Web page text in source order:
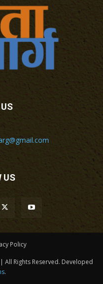
US
Policy
Rights Reserved. Developed
.